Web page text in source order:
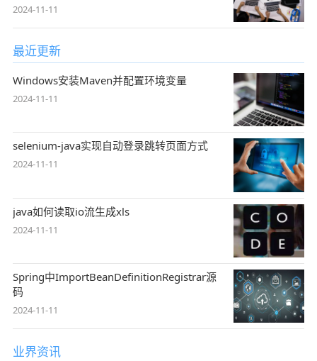
2024-11-11
最近更新
Windows安装Maven并配置环境变量
2024-11-11
selenium-java实现自动登录跳转页面方式
2024-11-11
java如何读取io流生成xls
2024-11-11
Spring中ImportBeanDefinitionRegistrar源
码
2024-11-11
业界资讯